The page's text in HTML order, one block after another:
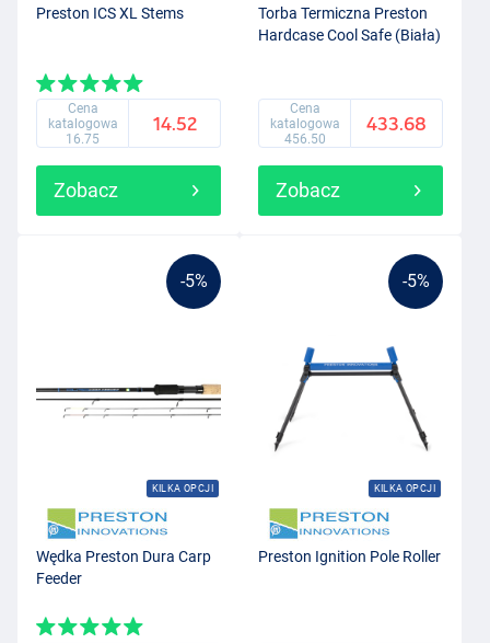
Preston ICS XL Stems
Cena
katalogowa
16.75
14.52
Zobacz
Torba Termiczna Preston
Hardcase Cool Safe (Biała)
Cena
katalogowa
456.50
433.68
Zobacz
-5%
KILKA OPCJI
Wędka Preston Dura Carp
Feeder
-5%
KILKA OPCJI
Preston Ignition Pole Roller